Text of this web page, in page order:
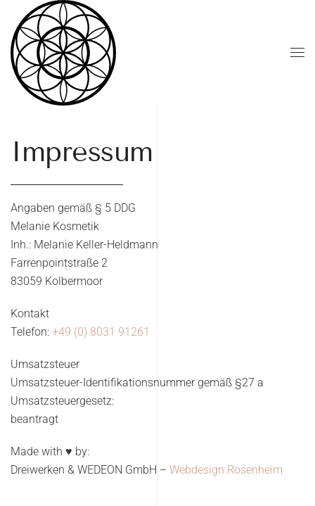
Zum Hauptinhalt springen
Impressum
Angaben gemäß § 5 DDG
Melanie Kosmetik
Inh.: Melanie Keller-Heldmann
Farrenpointstraße 2
83059 Kolbermoor
Kontakt
Telefon: +49 (0) 8031 91261
Umsatzsteuer
Umsatzsteuer-Identifikationsnummer gemäß §27 a
Umsatzsteuergesetz:
beantragt
Made with ♥ by:
Dreiwerken & WEDEON GmbH – Webdesign Rosenheim